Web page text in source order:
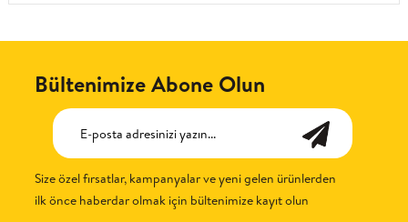
Bültenimize Abone Olun
Size özel fırsatlar, kampanyalar ve yeni gelen ürünlerden
ilk önce haberdar olmak için bültenimize kayıt olun